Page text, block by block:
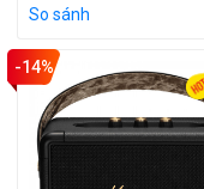
So sánh
-14%